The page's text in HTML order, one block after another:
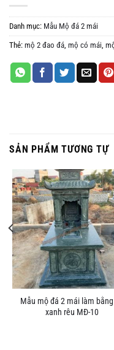
Danh mục: Mẫu Mộ đá 2 mái
Thẻ: mộ 2 đao đá, mộ có mái,
SẢN PHẨM TƯƠNG TỰ
Mẫu mộ đá 2 mái làm
xanh rêu MĐ-10